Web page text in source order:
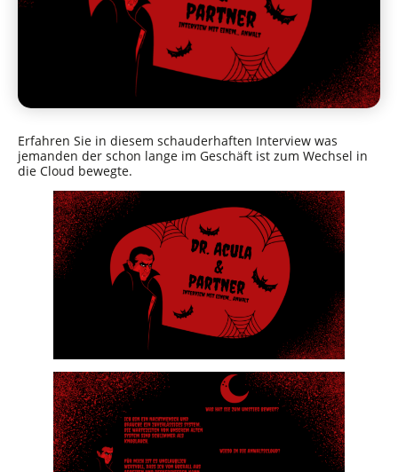
Erfahren Sie in diesem schauderhaften Interview was
jemanden der schon lange im Geschäft ist zum Wechsel in
die Cloud bewegte.